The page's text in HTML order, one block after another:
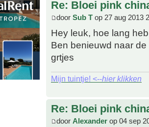
Re: Bloei pink
door Sub T op 27 aug 2013
Hey leuk, hoe lang
Ben benieuwd naar de
grtjes
Mijn tuintje! <--hier klikken
Re: Bloei pink
door Alexander op 04 sep